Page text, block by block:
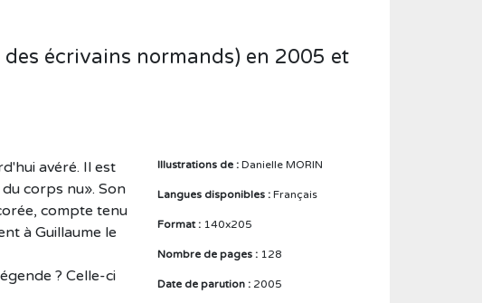
écrivains normands) en 2005 et
avéré. Il est
corps nu». Son
compte tenu
à Guillaume le
? Celle-ci
Illustrations de : Danielle MORIN
Langues disponibles : Français
Format : 140x205
Nombre de pages : 128
Date de parution : 2005